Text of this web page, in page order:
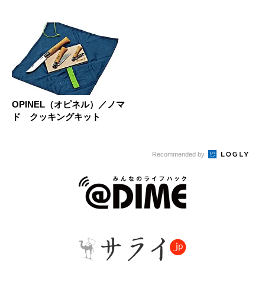
OPINEL（オピネル）／ノマ
ド クッキングキット
Recommended by